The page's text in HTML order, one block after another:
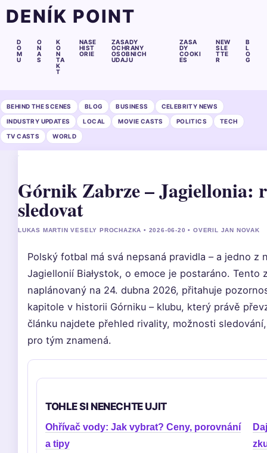
DENÍK POINT
D
O
M
U
O
N
A
S
K
O
N
TA
K
T
NASE
HIST
ORIE
ZASADY
OCHRANY
OSOBNICH
UDAJU
ZASA
DY
COOKI
ES
NEW
SLE
TTE
R
B
L
O
G
BEHIND THE SCENES BLOG BUSINESS CELEBRITY NEWS
INDUSTRY UPDATES LOCAL MOVIE CASTS POLITICS TECH
TV CASTS WORLD
Górnik Zabrze – Jagiellonia:
sledovat
LUKAS MARTIN VESELY PROCHAZKA • 2026-06-20 • OVERIL JAN NOVAK
Polský fotbal má svá nepsaná pravidla – a jedno
Jagiellonií Białystok, o emoce je postaráno. Tento
naplánovaný na 24. dubna 2026, přitahuje
kapitole v historii Górniku – klubu, který právě
článku najdete přehled rivality, možnosti
pro tým znamená.
TOHLE SI NENECHTE UJIT
Ohřívač vody: Jak vybrat? Ceny, porovnání
a tipy